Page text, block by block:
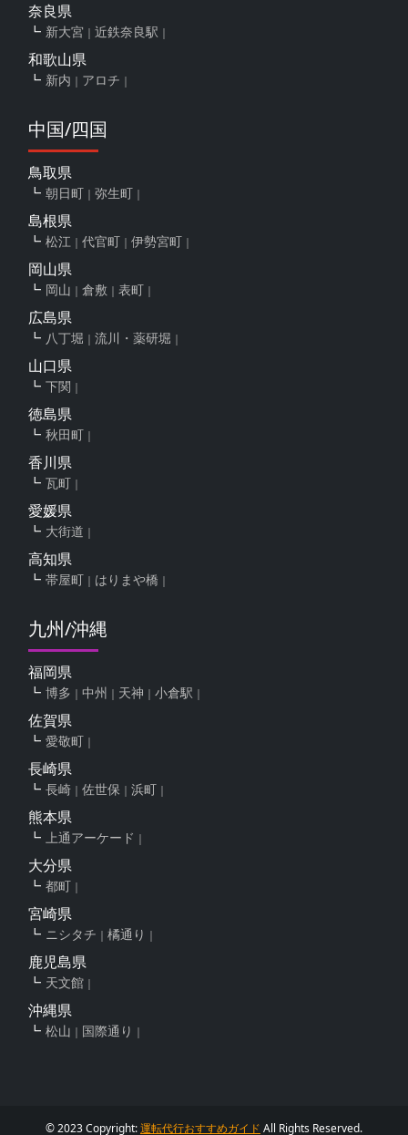
奈良県
新大宮 近鉄奈良駅
和歌山県
新内 アロチ
中国/四国
鳥取県
朝日町 弥生町
島根県
松江 代官町 伊勢宮町
岡山県
岡山 倉敷 表町
広島県
八丁堀 流川・薬研堀
山口県
下関
徳島県
秋田町
香川県
瓦町
愛媛県
大街道
高知県
帯屋町 はりまや橋
九州/沖縄
福岡県
博多 中州 天神 小倉駅
佐賀県
愛敬町
長崎県
長崎 佐世保 浜町
熊本県
上通アーケード
大分県
都町
宮崎県
ニシタチ 橘通り
鹿児島県
天文館
沖縄県
松山 国際通り
© 2023 Copyright:運転代行おすすめガイド All Rights Reserved.